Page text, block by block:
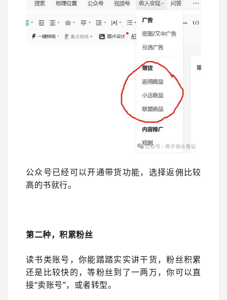
公众号已经可以开通带货功能，选择返佣比较
高的书就行。
第二种，积累粉丝
读书类账号，你能踏踏实实讲干货，粉丝积累
还是比较快的，等粉丝到了一两万，你可以直
接“卖账号”，或者转型。